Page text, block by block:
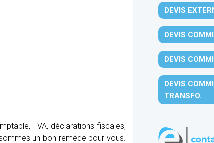
TVA, déclarations fiscales,
un bon remède pour vous.
DEVIS
DEVIS
DEVIS
DEVIS
TRANSFO.